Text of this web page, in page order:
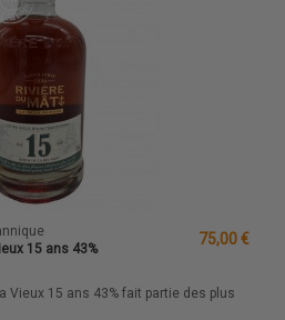
15 ans 43%
75,00 €
Vieux 15 ans 43% fait partie des plus